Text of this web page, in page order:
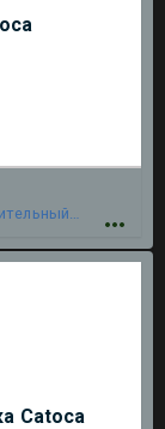
Catoca